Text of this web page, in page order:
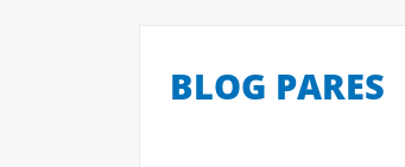
BLOG PARES